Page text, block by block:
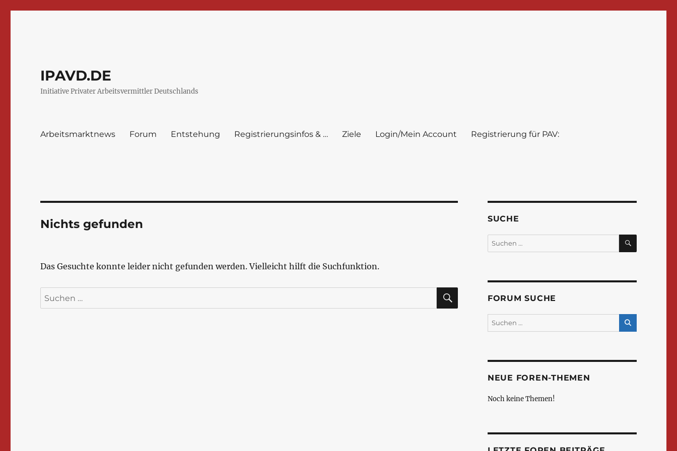
IPAVD.DE
Initiative Privater Arbeitsvermittler Deutschlands
Arbeitsmarktnews Forum Entstehung Registrierungsinfos & … Ziele Login/Mein Account Registrierung für PAV:
Nichts gefunden
Das Gesuchte konnte leider nicht gefunden werden. Vielleicht hilft die Suchfunktion.
Suchen
nach:
SUCHEN
SUCHE
Suchen
nach:
SUCHEN
FORUM SUCHE
NEUE FOREN-THEMEN
Noch keine Themen!